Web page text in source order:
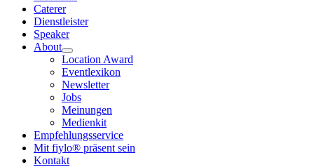
Caterer
Dienstleister
Speaker
About
Location Award
Eventlexikon
Newsletter
Jobs
Meinungen
Medienkit
Empfehlungsservice
Mit fiylo® präsent sein
Kontakt